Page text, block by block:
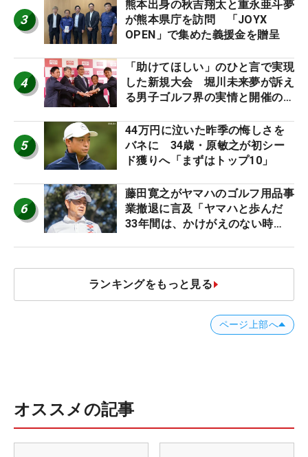
3
熊本出身の秋吉翔太と重永亜斗夢
が熊本県庁を訪問 「JOYX
OPEN」で集めた義援金を贈呈
4
「助けてほしい」のひと言で実現
した新規大会 堀川未来夢が訴え
る男子ゴルフ界の実情と開催の舞
5
44万円に泣いた昨季の悔しさを
バネに 34歳・原敏之が初シー
ド獲りへ「まずはトップ10」
6
藤田寛之がヤマハのゴルフ用品事
業撤退に言及「ヤマハと歩んだ
33年間は、かけがえのない時
ランキングをもっと見る
ページ上部へ
オススメの記事